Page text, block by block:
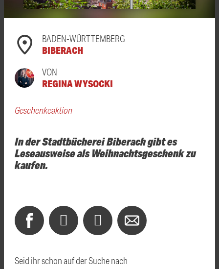
BADEN-WÜRTTEMBERG
BIBERACH
VON
REGINA WYSOCKI
Geschenkeaktion
In der Stadtbücherei Biberach gibt es
Leseausweise als Weihnachtsgeschenk zu
kaufen.
Seid ihr schon auf der Suche nach